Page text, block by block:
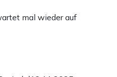
mal wieder auf